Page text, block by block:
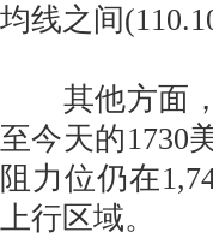
均线之间
其他方面，
至今天的1730
阻力位仍在
上行区域。